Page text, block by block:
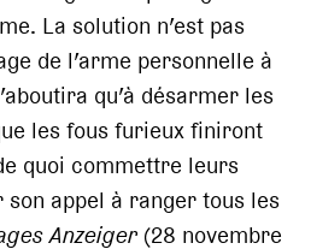
La solution n’est pas
de l’arme personnelle à
qu’à désarmer les
les fous furieux finiront
quoi commettre leurs
appel à ranger tous les
Anzeiger (28 novembre